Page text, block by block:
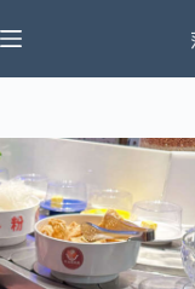
至
主
容